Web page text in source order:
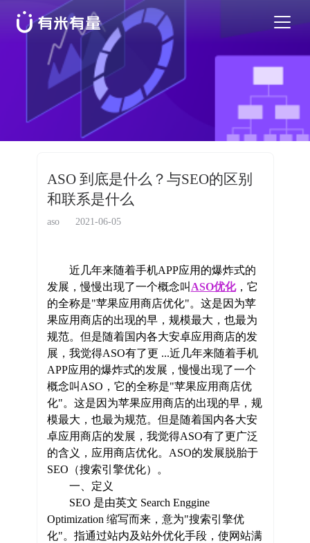
苹果应用商店优化
安卓应用商店优化
优秀案例
EN
ASO 到底是什么？与SEO的区别
和联系是什么
aso 2021-06-05
近几年来随着手机APP应用的爆炸式的
发展，慢慢出现了一个概念叫 ASO优化，它
的全称是"苹果应用商店优化"。这是因为苹
果应用商店的出现的早，规模最大，也最为
规范。但是随着国内各大安卓应用商店的发
展，我觉得ASO有了更 ...近几年来随着手机
APP应用的爆炸式的发展，慢慢出现了一个
概念叫ASO，它的全称是"苹果应用商店优
化"。这是因为苹果应用商店的出现的早，规
模最大，也最为规范。但是随着国内各大安
卓应用商店的发展，我觉得ASO有了更广泛
的含义，应用商店优化。ASO的发展脱胎于
SEO（搜索引擎优化）。
一、定义
SEO 是由英文 Search Enggine
Optimization 缩写而来，意为"搜索引擎优
化"。指通过站内及站外优化手段，使网站满